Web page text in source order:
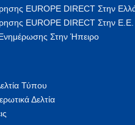
EUROPE DIRECT Στην
EUROPE DIRECT Στην Ε.Ε.
Στην Ήπειρο
Τύπου
Δελτία